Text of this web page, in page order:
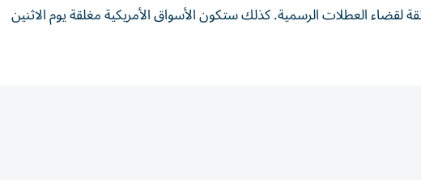
لقضاء العطلات الرسمية. كذلك ستكون الأسواق الأمريكية مغلقة يوم الاثنين